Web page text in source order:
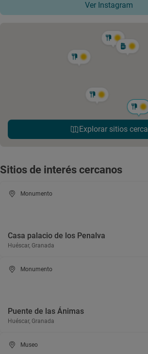
Ver Instagram
Explorar sitios cerca
Sitios de interés cercanos
Monumento
Casa palacio de los Penalva
Huéscar, Granada
Monumento
Puente de las Ánimas
Huéscar, Granada
Museo